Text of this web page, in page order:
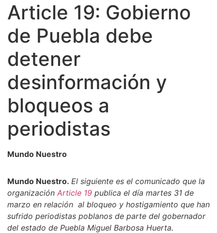
Article 19: Gobierno
de Puebla debe
detener
desinformación y
bloqueos a
periodistas
Mundo Nuestro
Mundo Nuestro. El siguiente es el comunicado que la
organización Article 19 publica el día martes 31 de
marzo en relación al bloqueo y hostigamiento que han
sufrido periodistas poblanos de parte del gobernador
del estado de Puebla Miguel Barbosa Huerta.